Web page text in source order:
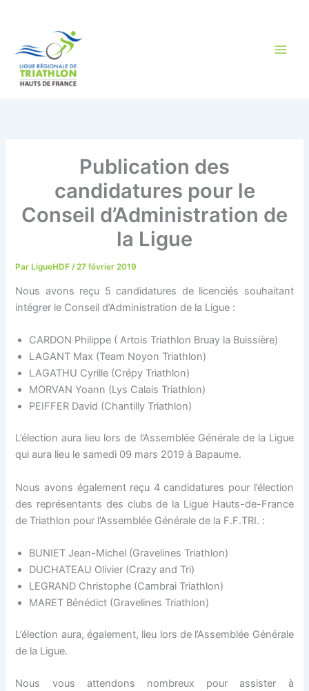
Publication des
candidatures pour le
Conseil d’Administration de
la Ligue
ParLigueHDF /27 février 2019
Nous avons reçu 5 candidatures de licenciés souhaitant
intégrer le Conseil d’Administration de la Ligue :
CARDON Philippe ( Artois Triathlon Bruay la Buissière)
LAGANT Max (Team Noyon Triathlon)
LAGATHU Cyrille (Crépy Triathlon)
MORVAN Yoann (Lys Calais Triathlon)
PEIFFER David (Chantilly Triathlon)
L’élection aura lieu lors de l’Assemblée Générale de la Ligue
qui aura lieu le samedi 09 mars 2019 à Bapaume.
Nous avons également reçu 4 candidatures pour l’élection
des représentants des clubs de la Ligue Hauts-de-France
de Triathlon pour l’Assemblée Générale de la F.F.TRI. :
BUNIET Jean-Michel (Gravelines Triathlon)
DUCHATEAU Olivier (Crazy and Tri)
LEGRAND Christophe (Cambrai Triathlon)
MARET Bénédict (Gravelines Triathlon)
L’élection aura, également, lieu lors de l’Assemblée Générale
de la Ligue.
Nous vous attendons nombreux pour assister à